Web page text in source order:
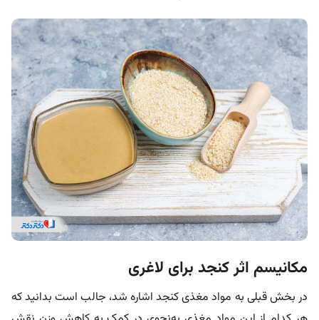
مکانیسم اثر کنجد برای لاغری
در بخش قبلی به مواد مغذی کنجد اشاره شد، جالب است بدانید که